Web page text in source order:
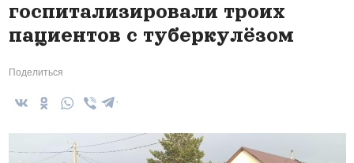
госпитализировали троих
пациентов с туберкулёзом
Поделиться